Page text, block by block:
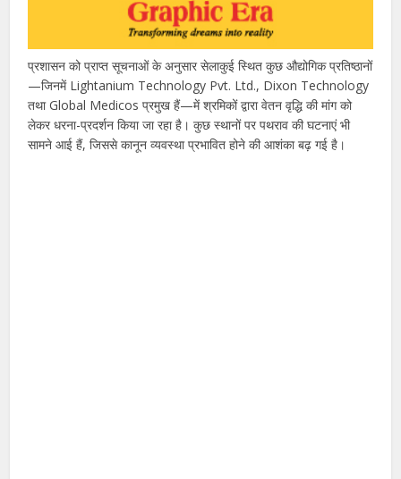
प्रशासन को प्राप्त सूचनाओं के अनुसार सेलाकुई स्थित कुछ औद्योगिक प्रतिष्ठानों
—जिनमें Lightanium Technology Pvt. Ltd., Dixon Technology
तथा Global Medicos प्रमुख हैं—में श्रमिकों द्वारा वेतन वृद्धि की मांग को
लेकर धरना-प्रदर्शन किया जा रहा है। कुछ स्थानों पर पथराव की घटनाएं भी
सामने आई हैं, जिससे कानून व्यवस्था प्रभावित होने की आशंका बढ़ गई है।